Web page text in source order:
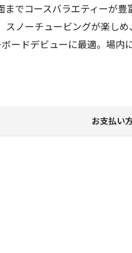
でコースバラエティーが豊
ノーチュービングが楽し
ードデビューに最適。場内
お支払い